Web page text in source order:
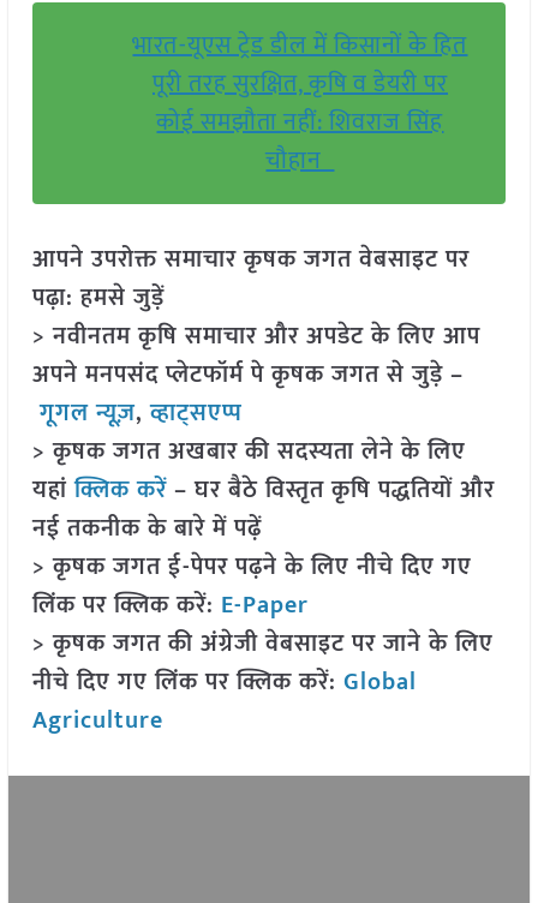
भारत-यूएस ट्रेड डील में किसानों के हित
पूरी तरह सुरक्षित, कृषि व डेयरी पर
कोई समझौता नहीं: शिवराज सिंह
चौहान
आपने उपरोक्त समाचार कृषक जगत वेबसाइट पर
पढ़ा: हमसे जुड़ें
> नवीनतम कृषि समाचार और अपडेट के लिए आप
अपने मनपसंद प्लेटफॉर्म पे कृषक जगत से जुड़े –
गूगल न्यूज़,व्हाट्सएप्प
> कृषक जगत अखबार की सदस्यता लेने के लिए
यहांक्लिक करें– घर बैठे विस्तृत कृषि पद्धतियों और
नई तकनीक के बारे में पढ़ें
> कृषक जगत ई-पेपर पढ़ने के लिए नीचे दिए गए
लिंक पर क्लिक करें: E-Paper
> कृषक जगत की अंग्रेजी वेबसाइट पर जाने के लिए
नीचे दिए गए लिंक पर क्लिक करें: Global
Agriculture